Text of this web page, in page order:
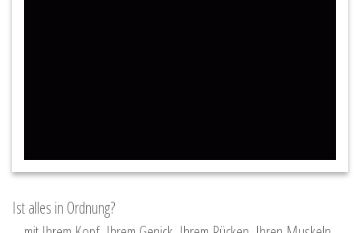
Ist alles in Ordnung?